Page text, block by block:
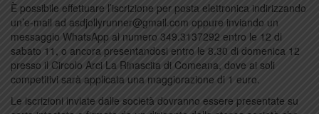
È possibile effettuare l’iscrizione per posta elettronica indirizzando
un’e-mail ad asdjollyrunner@gmail.com oppure inviando un
messaggio WhatsApp al numero 349.3137292 entro le 12 di
sabato 11, o ancora presentandosi entro le 8.30 di domenica 12
presso il Circolo Arci La Rinascita di Comeana, dove ai soli
competitivi sarà applicata una maggiorazione di 1 euro.
Le iscrizioni inviate dalle società dovranno essere presentate su